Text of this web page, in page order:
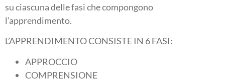
su ciascuna delle fasi che compongono
l’apprendimento.
L’APPRENDIMENTO CONSISTE IN 6 FASI:
APPROCCIO
COMPRENSIONE